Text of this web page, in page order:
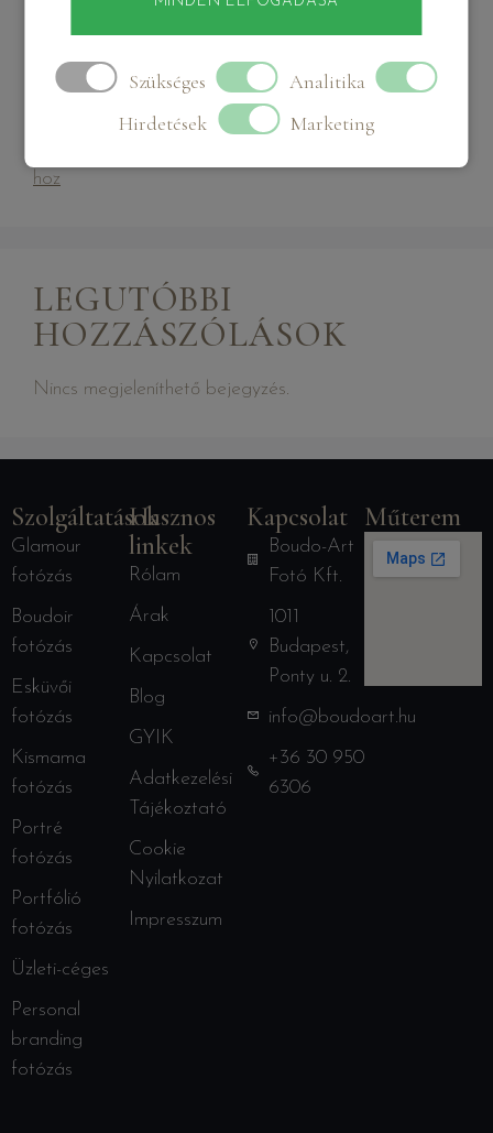
Szükséges
Analitika
Hirdetések
Marketing
Boudoir fotózás mint öngondoskodás: Miért több ez
egy egyszerű fotósorozatnál?
Glamour fotózás és a fények pszichológiája:
Hogyan formálja az önképet a stúdióvilágítás?
hoz
LEGUTÓBBI
HOZZÁSZÓLÁSOK
Nincs megjeleníthető bejegyzés.
Szolgáltatások
Glamour
fotózás
Boudoir
fotózás
Esküvői
fotózás
Kismama
fotózás
Portré
fotózás
Portfólió
fotózás
Üzleti-céges
Personal
branding
fotózás
Hasznos
linkek
Rólam
Árak
Kapcsolat
Blog
GYIK
Adatkezelési
Tájékoztató
Cookie
Nyilatkozat
Impresszum
Kapcsolat
Boudo-Art
Fotó Kft.
1011
Budapest,
Ponty u. 2.
info@boudoart.hu
+36 30 950
6306
Műterem